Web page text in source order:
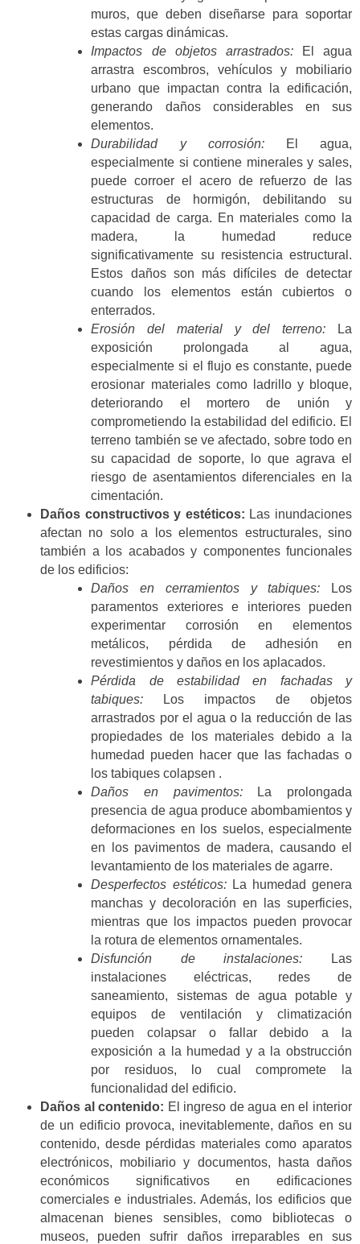
muros, que deben diseñarse para soportar
estas cargas dinámicas.
Impactos de objetos arrastrados:El agua
arrastra escombros, vehículos y mobiliario
urbano que impactan contra la edificación,
generando daños considerables en sus
elementos​.
Durabilidad y corrosión:El agua,
especialmente si contiene minerales y sales,
puede corroer el acero de refuerzo de las
estructuras de hormigón, debilitando su
capacidad de carga. En materiales como la
madera, la humedad reduce
significativamente su resistencia estructural.
Estos daños son más difíciles de detectar
cuando los elementos están cubiertos o
enterrados.
Erosión del material y del terreno: La
exposición prolongada al agua,
especialmente si el flujo es constante, puede
erosionar materiales como ladrillo y bloque,
deteriorando el mortero de unión y
comprometiendo la estabilidad del edificio. El
terreno también se ve afectado, sobre todo en
su capacidad de soporte, lo que agrava el
riesgo de asentamientos diferenciales en la
cimentación​.
Daños constructivos y estéticos: Las inundaciones
afectan no solo a los elementos estructurales, sino
también a los acabados y componentes funcionales
de los edificios:
Daños en cerramientos y tabiques: Los
paramentos exteriores e interiores pueden
experimentar corrosión en elementos
metálicos, pérdida de adhesión en
revestimientos y daños en los aplacados​.
Pérdida de estabilidad en fachadas y
tabiques: Los impactos de objetos
arrastrados por el agua o la reducción de las
propiedades de los materiales debido a la
humedad pueden hacer que las fachadas o
los tabiques colapsen .
Daños en pavimentos:La prolongada
presencia de agua produce abombamientos y
deformaciones en los suelos, especialmente
en los pavimentos de madera, causando el
levantamiento de los materiales de agarre​.
Desperfectos estéticos:La humedad genera
manchas y decoloración en las superficies,
mientras que los impactos pueden provocar
la rotura de elementos ornamentales​.
Disfunción de instalaciones: Las
instalaciones eléctricas, redes de
saneamiento, sistemas de agua potable y
equipos de ventilación y climatización
pueden colapsar o fallar debido a la
exposición a la humedad y a la obstrucción
por residuos, lo cual compromete la
funcionalidad del edificio​.
Daños al contenido: El ingreso de agua en el interior
de un edificio provoca, inevitablemente, daños en su
contenido, desde pérdidas materiales como aparatos
electrónicos, mobiliario y documentos, hasta daños
económicos significativos en edificaciones
comerciales e industriales. Además, los edificios que
almacenan bienes sensibles, como bibliotecas o
museos, pueden sufrir daños irreparables en sus